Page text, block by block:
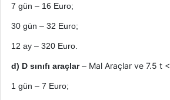
7 gün – 16 Euro;
30 gün – 32 Euro;
12 ay – 320 Euro.
d) D sınıfı araçlar– Mal Araçlar ve 7.5 t
1 gün – 7 Euro;